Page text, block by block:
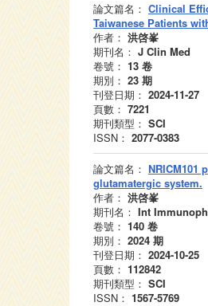
論文篇名： Clinical
Taiwanese Patients
作者： 洪啓峯
期刊名： J Clin Med
卷號： 13 卷
期別： 23 期
刊登日期： 2024-11-27
頁數： 7221
期刊類型： SCI
ISSN： 2077-0383
論文篇名： NRICM101
glutamatergic system.
作者： 洪啓峯
期刊名： Int
卷號： 140 卷
期別： 2024 期
刊登日期： 2024-10-25
頁數： 112842
期刊類型： SCI
ISSN： 1567-5769